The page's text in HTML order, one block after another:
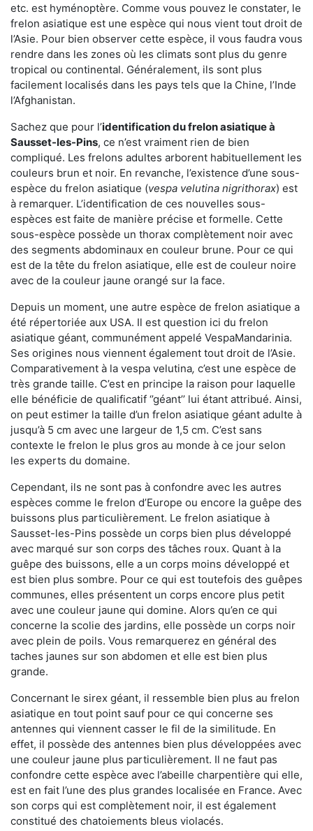
etc. est hyménoptère. Comme vous pouvez le constater, le
frelon asiatique est une espèce qui nous vient tout droit de
l’Asie. Pour bien observer cette espèce, il vous faudra vous
rendre dans les zones où les climats sont plus du genre
tropical ou continental. Généralement, ils sont plus
facilement localisés dans les pays tels que la Chine, l’Inde
l’Afghanistan.
Sachez que pour l’identification du frelon asiatiqueà
Sausset-les-Pins, ce n’est vraiment rien de bien
compliqué. Les frelons adultes arborent habituellement les
couleurs brun et noir. En revanche, l’existence d’une sous-
espèce du frelon asiatique (vespa velutina nigrithorax) est
à remarquer. L’identification de ces nouvelles sous-
espèces est faite de manière précise et formelle. Cette
sous-espèce possède un thorax complètement noir avec
des segments abdominaux en couleur brune. Pour ce qui
est de la tête du frelon asiatique, elle est de couleur noire
avec de la couleur jaune orangé sur la face.
Depuis un moment, une autre espèce de frelon asiatique a
été répertoriée aux USA. Il est question ici du frelon
asiatique géant, communément appelé VespaMandarinia.
Ses origines nous viennent également tout droit de l’Asie.
Comparativement à la vespa velutina, c’est une espèce de
très grande taille. C’est en principe la raison pour laquelle
elle bénéficie de qualificatif ‘’géant’’ lui étant attribué. Ainsi,
on peut estimer la taille d’un frelon asiatique géant adulte à
jusqu’à 5 cm avec une largeur de 1,5 cm. C’est sans
contexte le frelon le plus gros au monde à ce jour selon
les experts du domaine.
Cependant, ils ne sont pas à confondre avec les autres
espèces comme le frelon d’Europe ou encore la guêpe des
buissons plus particulièrement. Le frelon asiatique à
Sausset-les-Pins possède un corps bien plus développé
avec marqué sur son corps des tâches roux. Quant à la
guêpe des buissons, elle a un corps moins développé et
est bien plus sombre. Pour ce qui est toutefois des guêpes
communes, elles présentent un corps encore plus petit
avec une couleur jaune qui domine. Alors qu’en ce qui
concerne la scolie des jardins, elle possède un corps noir
avec plein de poils. Vous remarquerez en général des
taches jaunes sur son abdomen et elle est bien plus
grande.
Concernant le sirex géant, il ressemble bien plus au frelon
asiatique en tout point sauf pour ce qui concerne ses
antennes qui viennent casser le fil de la similitude. En
effet, il possède des antennes bien plus développées avec
une couleur jaune plus particulièrement. Il ne faut pas
confondre cette espèce avec l’abeille charpentière qui elle,
est en fait l’une des plus grandes localisée en France. Avec
son corps qui est complètement noir, il est également
constitué des chatoiements bleus violacés.